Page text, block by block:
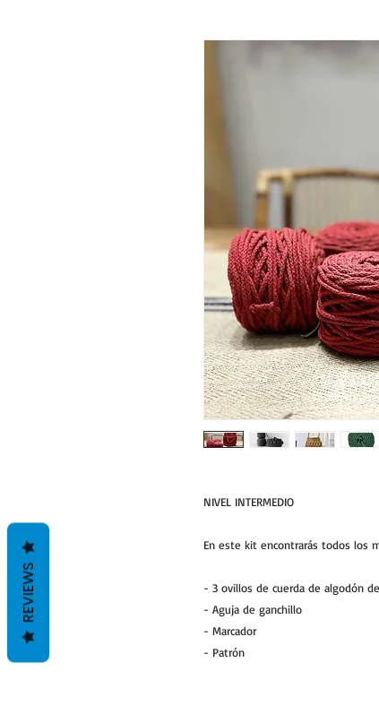
NIVEL INTERMEDIO
En este kit encontrarás todos los
- 3 ovillos de cuerda de algodón
- Aguja de ganchillo
- Marcador
- Patrón
REVIEWS